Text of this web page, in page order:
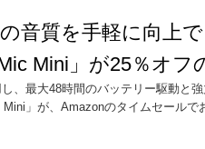
音質を手軽に向上
Mini」が25％オフ
、最大48時間のバッテリー駆動と
」が、Amazonのタイムセールで